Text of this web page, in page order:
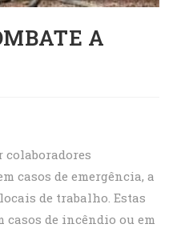
A
colaboradores
casos de emergência, a
de trabalho. Estas
casos de incêndio ou em